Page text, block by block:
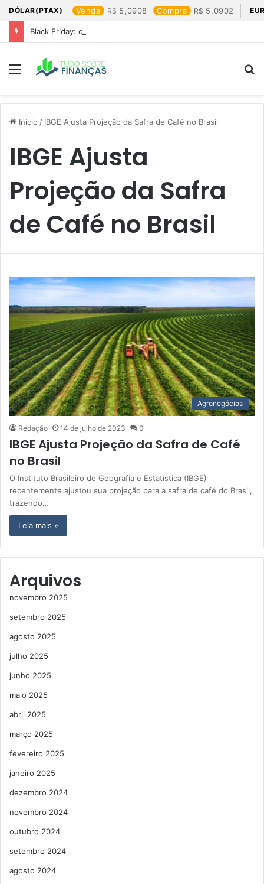
DÓLAR(PTAX) Venda 5,0908 Compra 5,0902
Black Friday: os produtos que mais valem a pena
Menu
Início / IBGE Ajusta Projeção da Safra de Café no Brasil
IBGE Ajusta
Projeção da Safra
de Café no Brasil
Agronegócios
Redação 14 de julho de 2023 0
IBGE Ajusta Projeção da Safra de Café
no Brasil
O Instituto Brasileiro de Geografia e Estatística (IBGE)
recentemente ajustou sua projeção para a safra de café do Brasil,
trazendo…
Leia mais »
Arquivos
novembro 2025
setembro 2025
agosto 2025
julho 2025
junho 2025
maio 2025
abril 2025
março 2025
fevereiro 2025
janeiro 2025
dezembro 2024
novembro 2024
outubro 2024
setembro 2024
agosto 2024